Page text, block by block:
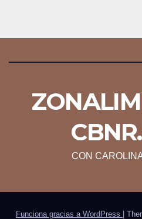
CON
Funciona gracias a WordPress